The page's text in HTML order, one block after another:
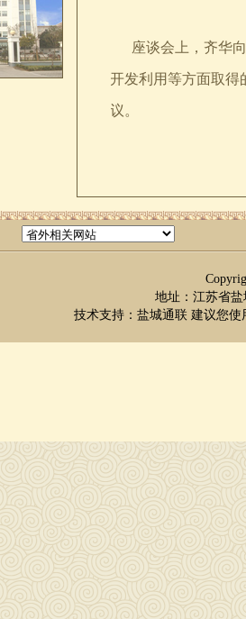
座谈会上，齐华向
开发利用等方面取得
议。
地址：江苏省盐
技术支持： 盐城通联 建议您使